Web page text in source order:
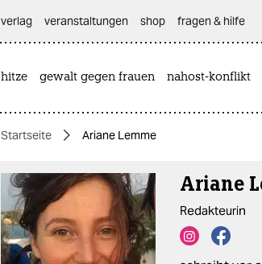
themen
politik
öko
gesellschaft
verlag
veranstaltungen shop fragen & hilfe
hitze gewalt gegen frauen nahost-konflikt
Startseite Ariane Lemme
Ariane
Redakteurin